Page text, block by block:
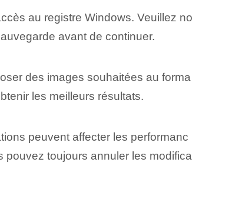
au registre Windows. Veuillez no
avant de continuer.
des images souhaitées au forma
les meilleurs ⁤résultats.
peuvent affecter les performanc
pouvez toujours annuler les modifica